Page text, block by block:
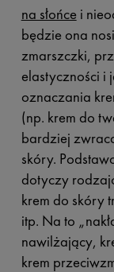
na słońcei
będzie ona
zmarszczki,
elastyczności i
oznaczania
(np. krem do
bardziej
skóry.
dotyczy
krem do skóry
itp. Na to
nawilżający,
krem